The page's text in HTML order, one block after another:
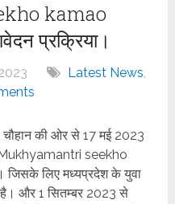
kamao
प्रक्रिया।
Latest News,
चौहान की ओर से 17 मई 2023
seekho
जिसके लिए मध्यप्रदेश के युवा
और 1 सितम्बर 2023 से